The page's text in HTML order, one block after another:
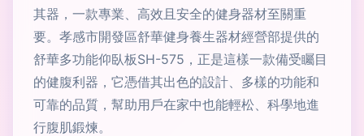
其器，一款專業、高效且安全的健身器材至關重
要。孝感市開發區舒華健身養生器材經營部提供的
舒華多功能仰臥板SH-575，正是這樣一款備受矚目
的健腹利器，它憑借其出色的設計、多樣的功能和
可靠的品質，幫助用戶在家中也能輕松、科學地進
行腹肌鍛煉。